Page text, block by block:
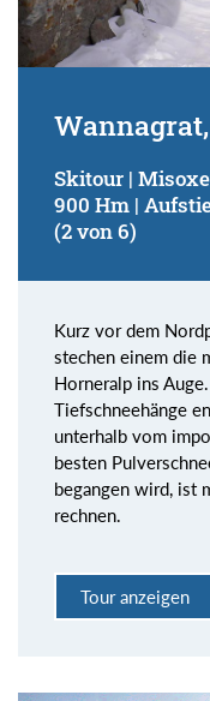
Skitour |
900 Hm |
(2 von 6)
Kurz vor dem
stechen einem die
Horneralp ins
Tiefschneehänge
unterhalb vom
besten
begangen wird, ist
rechnen.
Tour anzeigen